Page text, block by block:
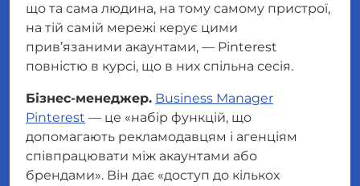
що та сама людина, на тому самому пристрої,
на тій самій мережі керує цими
прив’язаними акаунтами, — Pinterest
повністю в курсі, що в них спільна сесія.
Бізнес-менеджер. Business Manager
Pinterest — це «набір функцій, що
допомагають рекламодавцям і агенціям
співпрацювати між акаунтами або
брендами». Він дає «доступ до кількох